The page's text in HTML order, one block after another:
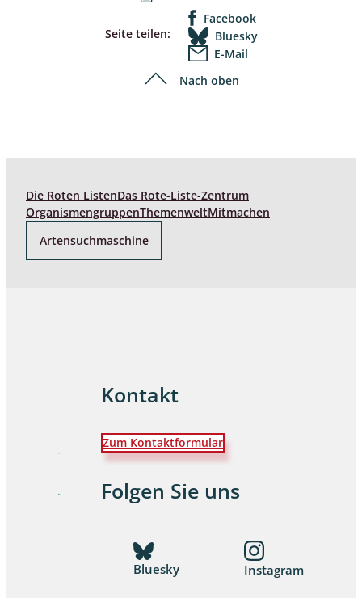
Seite teilen:
Facebook
Bluesky
E-Mail
Nach oben
Die Roten ListenDas Rote-Liste-Zentrum
OrganismengruppenThemenweltMitmachen
Artensuchmaschine
Kontakt
Zum Kontaktformular
Folgen Sie uns
Bluesky Instagram